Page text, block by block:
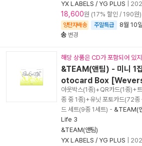
YX LABELS / YG PLUS
18,600원 (17% 할인 / 190원)
양탄자배송 주말특급 8월 10
송 변경
해당 상품은 CD가 포함되어 있
&TEAM(앤팀) - 미니
otocard Box
아웃박스(1종)+QR카드(1종)+
종 중 1종)+유닛 포토카드(72
드 세트(9종 1세트) - &TEAM(
Life 3
&TEAM(앤팀)
YX LABELS / YG PLUS